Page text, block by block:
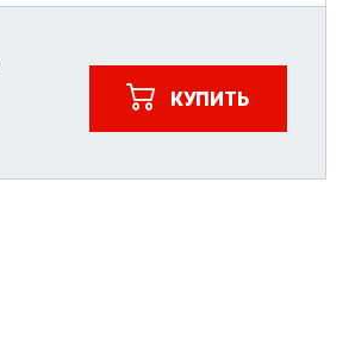
КУПИТЬ